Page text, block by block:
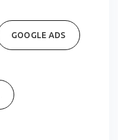
GOOGLE ADS